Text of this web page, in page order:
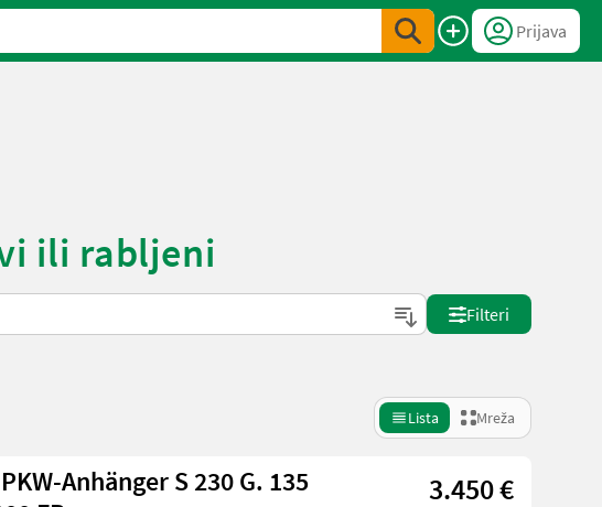
Prijava
ili rabljeni
Filteri
Lista Mreža
Anhänger S 230 G. 135
3.450 €